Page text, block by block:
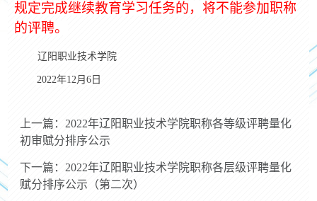
规定完成继续教育学习任务的，将不能参加职称
的评聘。
辽阳职业技术学院
2022年12月 6日
上一篇：2022年辽阳职业技术学院职称各等级评聘量化
初审赋分排序公示
下一篇：2022年辽阳职业技术学院职称各层级评聘量化
赋分排序公示（第二次）